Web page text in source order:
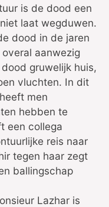
is de dood een
laat wegduwen.
dood in de jaren
aanwezig
gruwelijk huis,
vluchten. In dit
men
hebben te
een collega
reis naar
tegen haar zegt
ballingschap
Lazhar is